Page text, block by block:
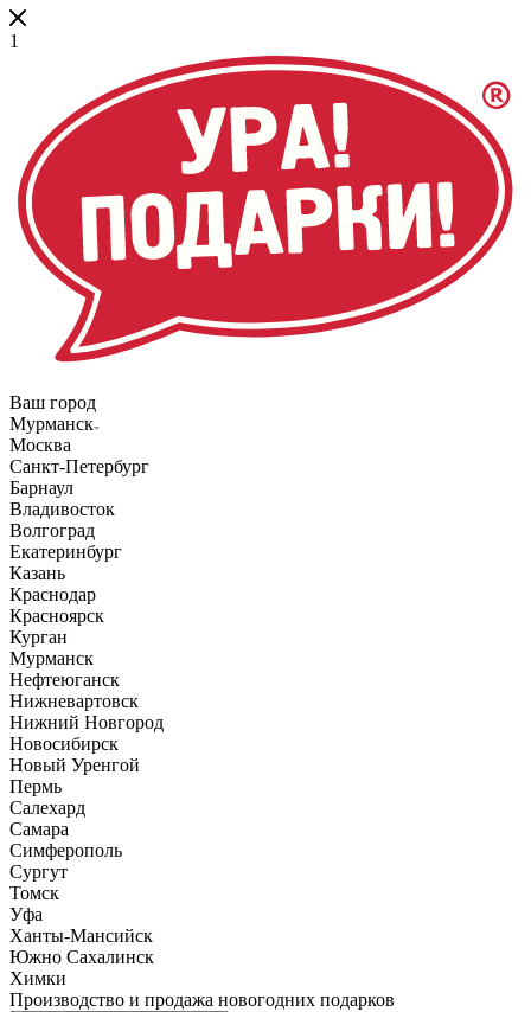
1
Ваш город
Мурманск
Москва
Санкт-Петербург
Барнаул
Владивосток
Волгоград
Екатеринбург
Казань
Краснодар
Красноярск
Курган
Мурманск
Нефтеюганск
Нижневартовск
Нижний Новгород
Новосибирск
Новый Уренгой
Пермь
Салехард
Самара
Симферополь
Сургут
Томск
Уфа
Ханты-Мансийск
Южно Сахалинск
Химки
Производство и продажа новогодних подарков